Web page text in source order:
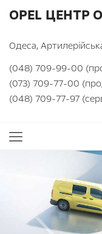
OPEL ЦЕНТР
Одеса,
(048) 709-99-00
(073) 709-77-00
(048) 709-77-97